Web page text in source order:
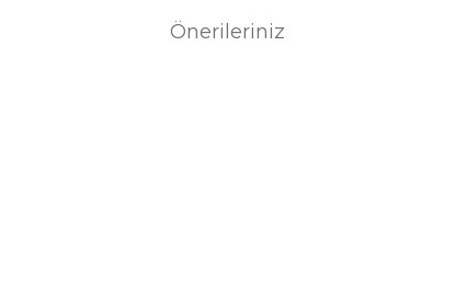
Önerileriniz